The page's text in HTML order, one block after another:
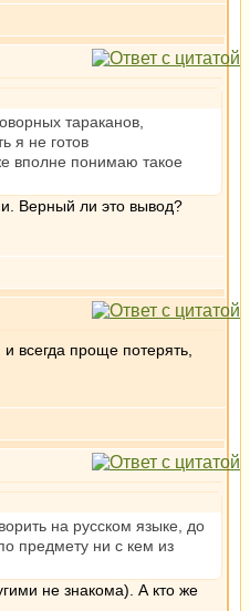
тараканов,
я не готов
вполне понимаю такое
Верный ли это вывод?
всегда проще потерять,
на русском языке, до
предмету ни с кем из
не знакома). А кто же